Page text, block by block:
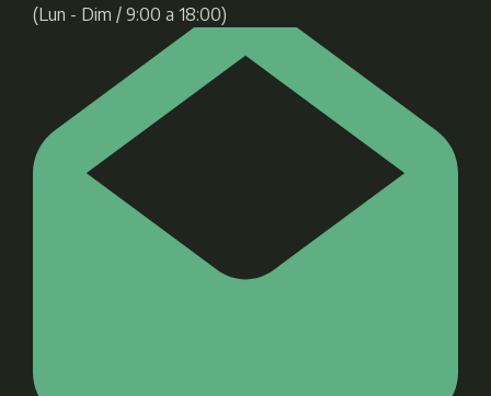
(Lun - Dim / 9:00 a 18:00)